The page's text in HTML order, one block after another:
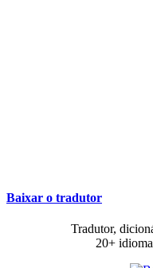
Baixar o tradutor
Tradutor,
20+